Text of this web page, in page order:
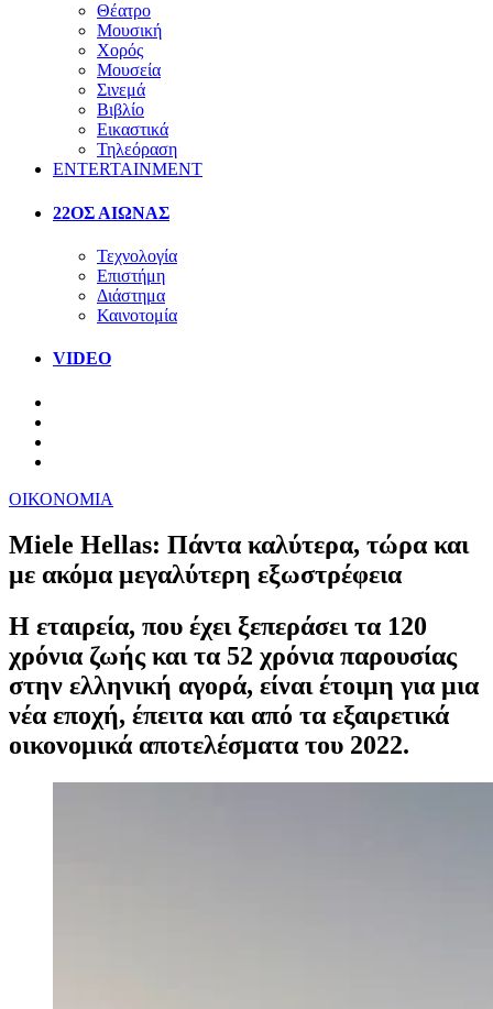
Θέατρο
Μουσική
Χορός
Μουσεία
Σινεμά
Βιβλίο
Εικαστικά
Τηλεόραση
ENTERTAINMENT
22ΟΣ ΑΙΩΝΑΣ
Τεχνολογία
Επιστήμη
Διάστημα
Καινοτομία
VIDEO
ΟΙΚΟΝΟΜΙΑ
Miele Hellas: Πάντα καλύτερα, τώρα και
με ακόμα μεγαλύτερη εξωστρέφεια
Η εταιρεία, που έχει ξεπεράσει τα 120
χρόνια ζωής και τα 52 χρόνια παρουσίας
στην ελληνική αγορά, είναι έτοιμη για μια
νέα εποχή, έπειτα και από τα εξαιρετικά
οικονομικά αποτελέσματα του 2022.